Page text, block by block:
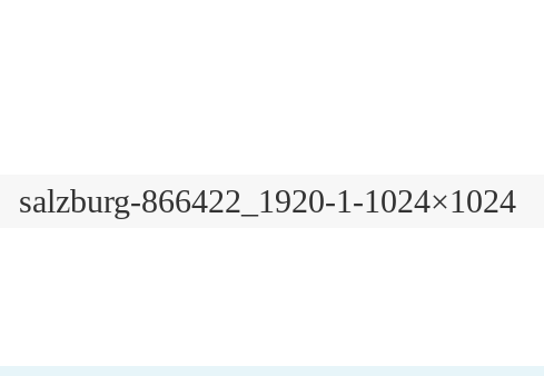
salzburg-866422_1920-1-1024×1024